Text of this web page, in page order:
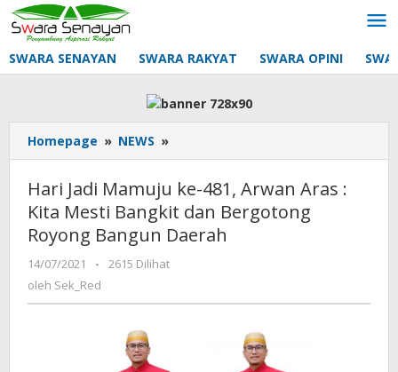
Lewati
ke
konten
SWARA SENAYAN SWARA RAKYAT SWARA OPINI
Homepage » NEWS »
Jadi
ke-
481,
Arwan
Mesti
Hari Jadi Mamuju ke-481, Arwan Aras :
Kita Mesti Bangkit dan Bergotong
Royong Bangun Daerah
14/07/2021
oleh
Sek_Red
-
2615 Dilihat
oleh Sek_Red